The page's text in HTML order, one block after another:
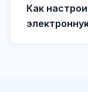
Как